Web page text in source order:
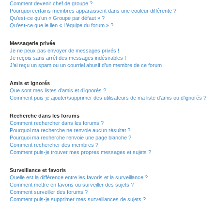
Comment devenir chef de groupe ?
Pourquoi certains membres apparaissent dans une couleur différente ?
Qu’est-ce qu’un « Groupe par défaut » ?
Qu’est-ce que le lien « L’équipe du forum » ?
Messagerie privée
Je ne peux pas envoyer de messages privés !
Je reçois sans arrêt des messages indésirables !
J’ai reçu un spam ou un courriel abusif d’un membre de ce forum !
Amis et ignorés
Que sont mes listes d’amis et d’ignorés ?
Comment puis-je ajouter/supprimer des utilisateurs de ma liste d’amis ou d’ignorés ?
Recherche dans les forums
Comment rechercher dans les forums ?
Pourquoi ma recherche ne renvoie aucun résultat ?
Pourquoi ma recherche renvoie une page blanche ?!
Comment rechercher des membres ?
Comment puis-je trouver mes propres messages et sujets ?
Surveillance et favoris
Quelle est la différence entre les favoris et la surveillance ?
Comment mettre en favoris ou surveiller des sujets ?
Comment surveiller des forums ?
Comment puis-je supprimer mes surveillances de sujets ?